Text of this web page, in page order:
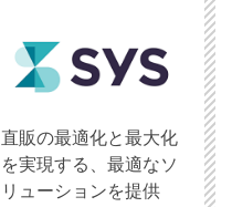
直販の最適化と最大化
を実現する、最適なソ
リューションを提供